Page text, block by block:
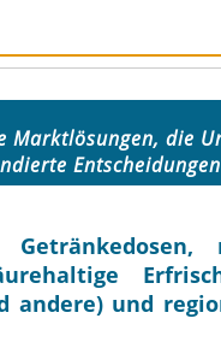
Marktlösungen, die
andere) und